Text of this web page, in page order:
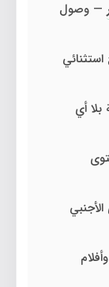
— وصول
أي